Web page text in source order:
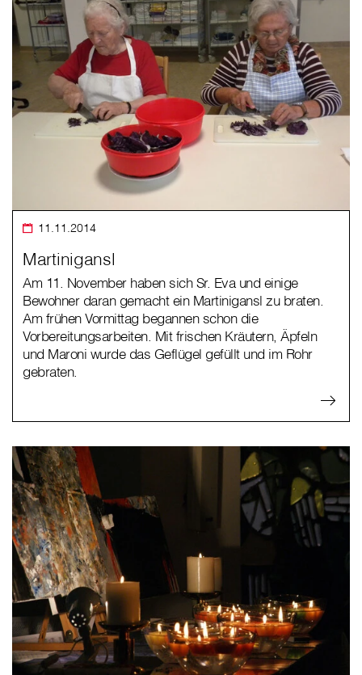
11.11.2014
Martinigansl
Am 11. November haben sich Sr. Eva und einige
Bewohner daran gemacht ein Martinigansl zu braten.
Am frühen Vormittag begannen schon die
Vorbereitungsarbeiten. Mit frischen Kräutern, Äpfeln
und Maroni wurde das Geflügel gefüllt und im Rohr
gebraten.